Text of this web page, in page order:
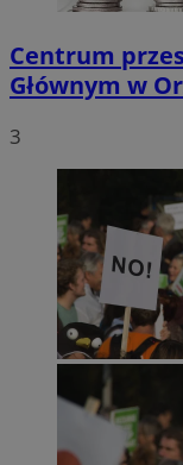
Centrum
Głównym w
3